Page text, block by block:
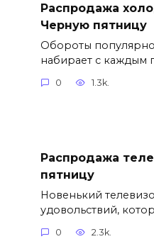
Распродажа
Черную пятницу
Обороты
набирает с каждым
0 1.3k.
Распродажа
пятницу
Новенький
удовольствий,
0 2.3k.